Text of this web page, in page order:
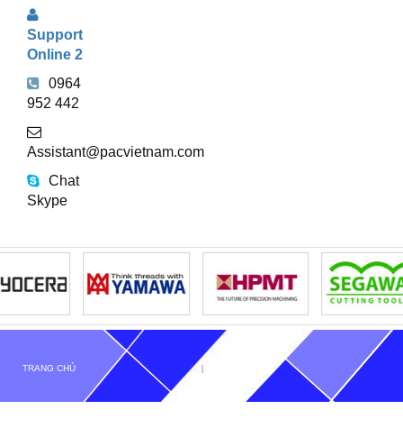
Support
Online 2
0964
952 442
Assistant@pacvietnam.com
Chat
Skype
TRANG CHỦ